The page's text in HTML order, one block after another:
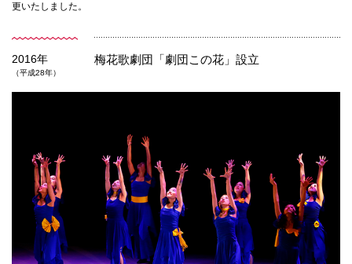
更いたしました。
2016年
（平成28年）
梅花歌劇団「劇団この花」設立